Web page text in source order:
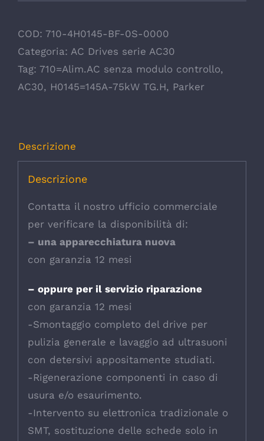
COD: 710-4H0145-BF-0S-0000
Categoria: AC Drives serie AC30
Tag: 710=Alim.AC senza modulo controllo,
AC30, H0145=145A-75kW TG.H, Parker
Descrizione
Descrizione
Contatta il nostro ufficio commerciale
per verificare la disponibilità di:
– una apparecchiatura nuova
con garanzia 12 mesi
– oppure per il servizio riparazione
con garanzia 12 mesi
-Smontaggio completo del drive per
pulizia generale e lavaggio ad ultrasuoni
con detersivi appositamente studiati.
-Rigenerazione componenti in caso di
usura e/o esaurimento.
-Intervento su elettronica tradizionale o
SMT, sostituzione delle schede solo in